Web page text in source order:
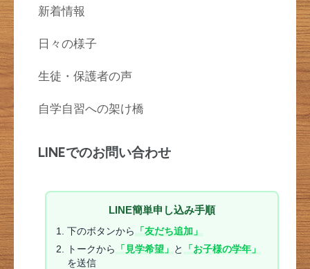
新着情報
日々の様子
生徒・保護者の声
自学自習への架け橋
LINEでのお問い合わせ
LINE簡単申し込み手順
下のボタンから
「友だち追加」
トークから
「見学希望」 と
「お子様の学年」
を送信